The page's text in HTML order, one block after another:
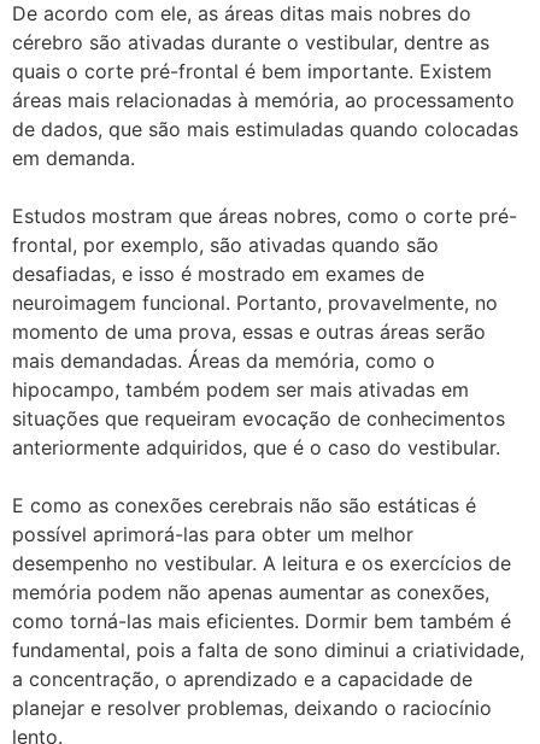
De acordo com ele, as áreas ditas mais nobres do
cérebro são ativadas durante o vestibular, dentre as
quais o corte pré-frontal é bem importante. Existem
áreas mais relacionadas à memória, ao processamento
de dados, que são mais estimuladas quando colocadas
em demanda.
Estudos mostram que áreas nobres, como o corte pré-
frontal, por exemplo, são ativadas quando são
desafiadas, e isso é mostrado em exames de
neuroimagem funcional. Portanto, provavelmente, no
momento de uma prova, essas e outras áreas serão
mais demandadas. Áreas da memória, como o
hipocampo, também podem ser mais ativadas em
situações que requeiram evocação de conhecimentos
anteriormente adquiridos, que é o caso do vestibular.
E como as conexões cerebrais não são estáticas é
possível aprimorá-las para obter um melhor
desempenho no vestibular. A leitura e os exercícios de
memória podem não apenas aumentar as conexões,
como torná-las mais eficientes. Dormir bem também é
fundamental, pois a falta de sono diminui a criatividade,
a concentração, o aprendizado e a capacidade de
planejar e resolver problemas, deixando o raciocínio
lento.